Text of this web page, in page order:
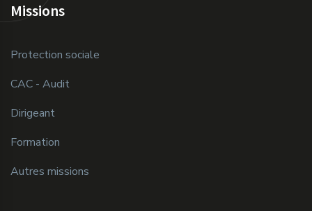
Missions
Protection sociale
CAC - Audit
Dirigeant
Formation
Autres missions